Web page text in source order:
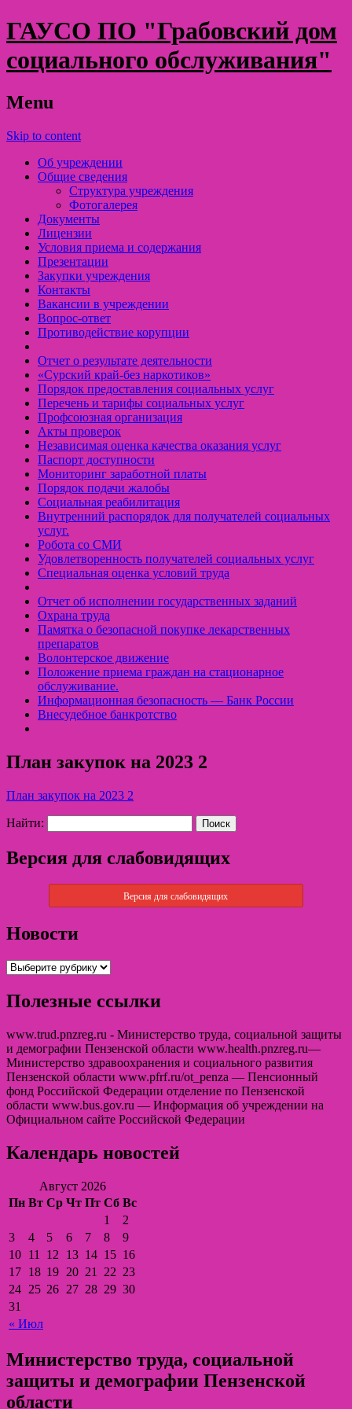
ГАУСО ПО "Грабовский дом
социального обслуживания"
Menu
Skip to content
Об учреждении
Общие сведения
Структура учреждения
Фотогалерея
Документы
Лицензии
Условия приема и содержания
Презентации
Закупки учреждения
Контакты
Вакансии в учреждении
Вопрос-ответ
Противодействие корупции
Отчет о результате деятельности
«Cурский край-без наркотиков»
Порядок предоставления социальных услуг
Перечень и тарифы социальных услуг
Профсоюзная организация
Акты проверок
Независимая оценка качества оказания услуг
Паспорт доступности
Мониторинг заработной платы
Порядок подачи жалобы
Социальная реабилитация
Внутренний распорядок для получателей социальных
услуг.
Робота со СМИ
Удовлетворенность получателей социальных услуг
Специальная оценка условий труда
Отчет об исполнении государственных заданий
Охрана труда
Памятка о безопасной покупке лекарственных
препаратов
Волонтерское движение
Положение приема граждан на стационарное
обслуживание.
Информационная безопасность — Банк России
Внесудебное банкротство
План закупок на 2023 2
План закупок на 2023 2
Найти:
Версия для слабовидящих
Версия для слабовидящих
Новости
Полезные ссылки
www.trud.pnzreg.ru - Министерство труда, социальной защиты
и демографии Пензенской области www.health.pnzreg.ru—
Министерство здравоохранения и социального развития
Пензенской области www.pfrf.ru/ot_penza — Пенсионный
фонд Российской Федерации отделение по Пензенской
области www.bus.gov.ru — Информация об учреждении на
Официальном сайте Российской Федерации
Календарь новостей
Август 2026
Пн Вт Ср Чт Пт Сб Вс
« Июл
1
2
3
4 5 6 7 8
9
10 11 12 13 14 15 16
17 18 19 20 21 22 23
24 25 26 27 28 29 30
31
Министерство труда, социальной
защиты и демографии Пензенской
области